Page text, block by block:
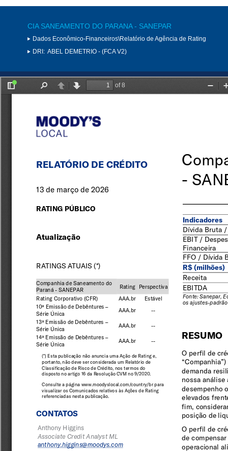
CIA SANEAMENTO DO PARANA - SANEPAR
Dados Econômico-Financeiros\Relatório de Agência de Rating
DRI: ABEL DEMETRIO - (FCA V2)